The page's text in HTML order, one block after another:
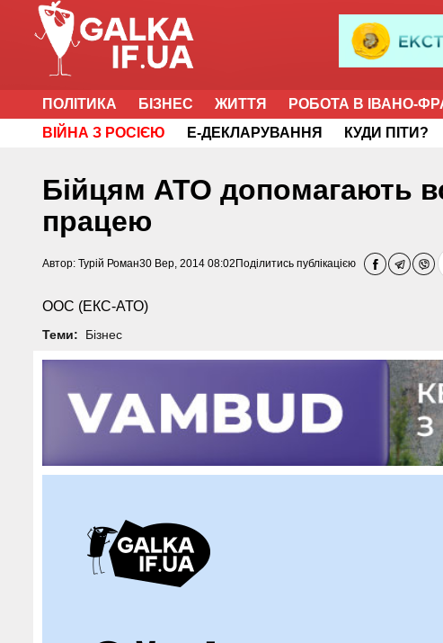
ПОЛІТИКА БІЗНЕС ЖИТТЯ РОБОТА В ІВАНО-
ВІЙНА З РОСІЄЮ
Е-ДЕКЛАРУВАННЯ КУДИ ПІТИ?
Бійцям АТО допомагають
працею
Автор: Турій Роман30 Вер, 2014 08:02 Поділитись публікацією
ООС (ЕКС-АТО)
Теми: Бізнес